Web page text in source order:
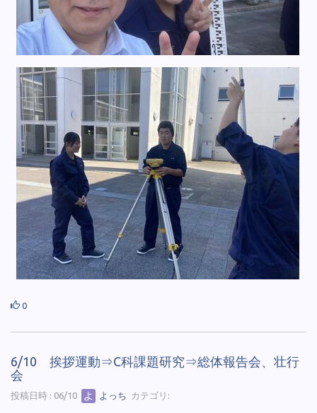
0
6/10 挨拶運動⇒C科課題研究⇒総体報告会、壮行
会
投稿日時 : 06/10 よっち カテゴリ: